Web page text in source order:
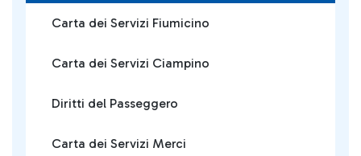
Carta dei Servizi Fiumicino
Carta dei Servizi Ciampino
Diritti del Passeggero
Carta dei Servizi Merci